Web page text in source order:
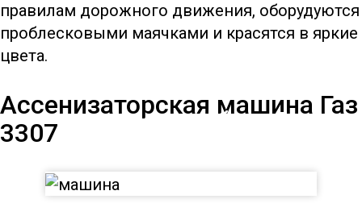
правилам дорожного движения, оборудуются
проблесковыми маячками и красятся в яркие
цвета.
Ассенизаторская машина Газ
3307
машина на базе Газ